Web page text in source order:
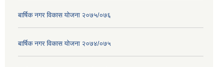
बार्षिक नगर विकास योजना २०७५/०७६
बार्षिक नगर विकास योजना २०७४/०७५